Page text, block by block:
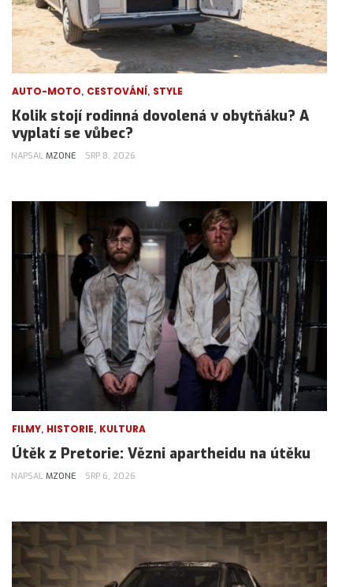
AUTO-MOTO, CESTOVÁNÍ, STYLE
Kolik stojí rodinná dovolená v obytňáku? A
vyplatí se vůbec?
NAPSAL MZONE SRP 8, 2026
FILMY, HISTORIE, KULTURA
Útěk z Pretorie: Vězni apartheidu na útěku
NAPSAL MZONE SRP 6, 2026